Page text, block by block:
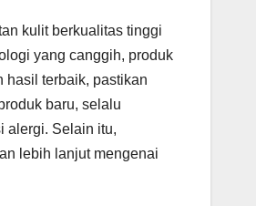
kulit berkualitas tinggi
yang canggih, produk
hasil terbaik, pastikan
baru, selalu
alergi. Selain itu,
lebih lanjut mengenai